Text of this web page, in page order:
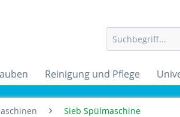
Reinigung und Pflege
Sieb Spülmaschine